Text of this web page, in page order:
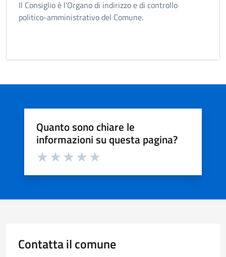
Il Consiglio è l'Organo di indirizzo e di controllo
politico-amministrativo del Comune.
Quanto sono chiare le
informazioni su questa pagina?
Valuta da 1 a 5 stelle la pagina
Contatta il comune